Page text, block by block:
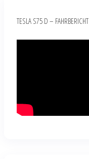
TESLA S75 D – FAHRBERICHT